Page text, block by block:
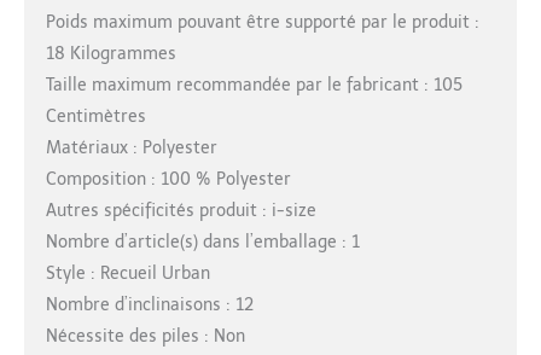
Poids maximum pouvant être supporté par le produit :
18 Kilogrammes
Taille maximum recommandée par le fabricant : 105
Centimètres
Matériaux : Polyester
Composition : 100 % Polyester
Autres spécificités produit : i-size
Nombre d’article(s) dans l’emballage : 1
Style : Recueil Urban
Nombre d’inclinaisons : 12
Nécessite des piles : Non